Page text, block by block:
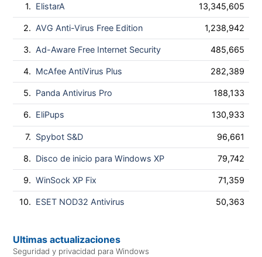
1. ElistarA 13,345,605
2. AVG Anti-Virus Free Edition 1,238,942
3. Ad-Aware Free Internet Security 485,665
4. McAfee AntiVirus Plus 282,389
5. Panda Antivirus Pro 188,133
6. EliPups 130,933
7. Spybot S&D 96,661
8. Disco de inicio para Windows XP 79,742
9. WinSock XP Fix 71,359
10. ESET NOD32 Antivirus 50,363
Ultimas actualizaciones
Seguridad y privacidad para Windows